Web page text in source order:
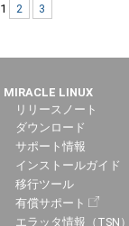
1 2 3
MIRACLE LINUX
リリースノート
ダウンロード
サポート情報
インストールガイド
移行ツール
有償サポート
エラッタ情報（TSN）